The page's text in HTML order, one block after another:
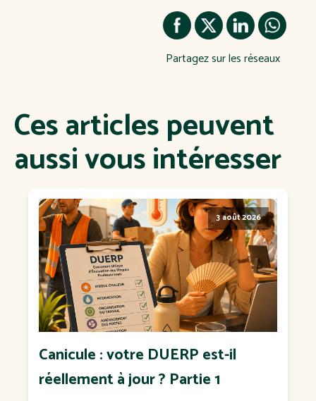
Partagez sur les réseaux
Ces articles peuvent
aussi vous intéresser
3 août 2026
Canicule : votre DUERP est-il
réellement à jour ? Partie 1